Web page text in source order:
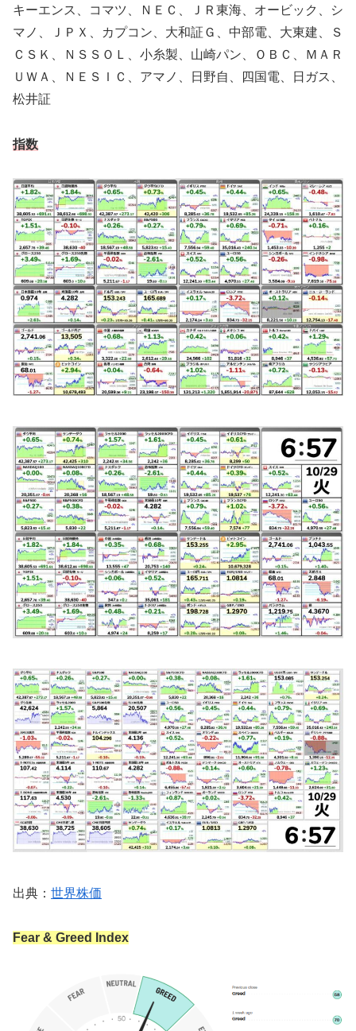
キーエンス、コマツ、ＮＥＣ、ＪＲ東海、オービック、シ
マノ、ＪＰＸ、カプコン、大和証Ｇ、中部電、大東建、Ｓ
ＣＳＫ、ＮＳＳＯＬ、小糸製、山崎パン、ＯＢＣ、ＭＡＲ
ＵＷＡ、ＮＥＳＩＣ、アマノ、日野自、四国電、日ガス、
松井証
指数
出典： 世界株価
Fear & Greed Index